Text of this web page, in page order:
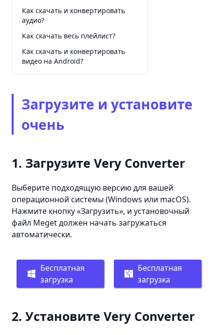
Как скачать и конвертировать
аудио?
Как скачать весь плейлист?
Как скачать и конвертировать
видео на Android?
Загрузите и установите
очень
1. Загрузите Very Converter
Выберите подходящую версию для вашей
операционной системы (Windows или macOS).
Нажмите кнопку «Загрузить», и установочный
файл Meget должен начать загружаться
автоматически.
Бесплатная
загрузка
Бесплатная
загрузка
2. Установите Very Converter